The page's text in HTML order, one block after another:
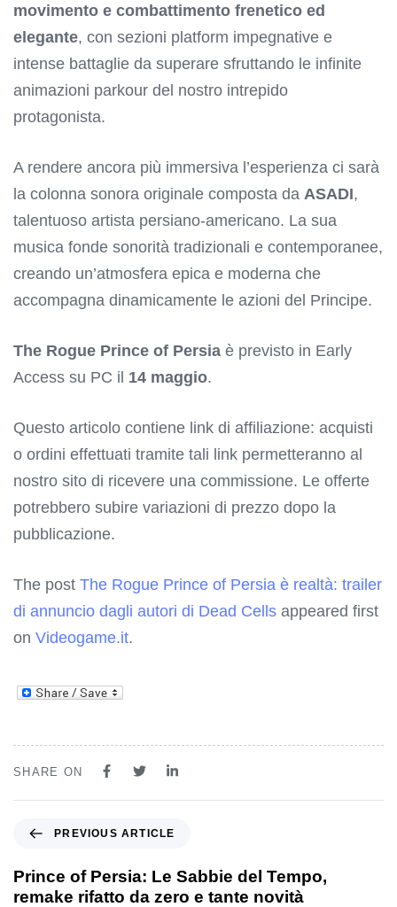
movimento e combattimento frenetico ed
elegante, con sezioni platform impegnative e
intense battaglie da superare sfruttando le infinite
animazioni parkour del nostro intrepido
protagonista.
A rendere ancora più immersiva l’esperienza ci sarà
la colonna sonora originale composta da ASADI,
talentuoso artista persiano-americano. La sua
musica fonde sonorità tradizionali e contemporanee,
creando un’atmosfera epica e moderna che
accompagna dinamicamente le azioni del Principe.
The Rogue Prince of Persia è previsto in Early
Access su PC il 14 maggio.
Questo articolo contiene link di affiliazione: acquisti
o ordini effettuati tramite tali link permetteranno al
nostro sito di ricevere una commissione. Le offerte
potrebbero subire variazioni di prezzo dopo la
pubblicazione.
The post The Rogue Prince of Persia è realtà: trailer
di annuncio dagli autori di Dead Cells appeared first
on Videogame.it.
SHARE ON
PREVIOUS ARTICLE
Prince of Persia: Le Sabbie del Tempo,
remake rifatto da zero e tante novità